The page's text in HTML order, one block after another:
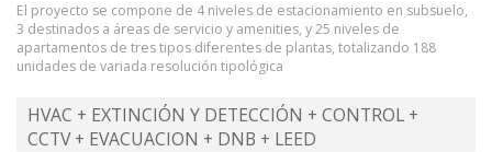
El proyecto se compone de 4 niveles de estacionamiento en subsuelo,
3 destinados a áreas de servicio y amenities, y 25 niveles de
apartamentos de tres tipos diferentes de plantas, totalizando 188
unidades de variada resolución tipológica
HVAC + EXTINCIÓN Y DETECCIÓN + CONTROL +
CCTV + EVACUACION + DNB + LEED